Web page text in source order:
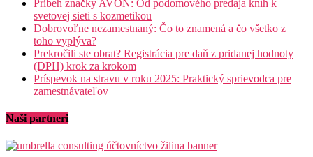
Príbeh značky AVON: Od podomového predaja kníh k
svetovej sieti s kozmetikou
Dobrovoľne nezamestnaný: Čo to znamená a čo všetko z
toho vyplýva?
Prekročili ste obrat? Registrácia pre daň z pridanej hodnoty
(DPH) krok za krokom
Príspevok na stravu v roku 2025: Praktický sprievodca pre
zamestnávateľov
Naši partneri